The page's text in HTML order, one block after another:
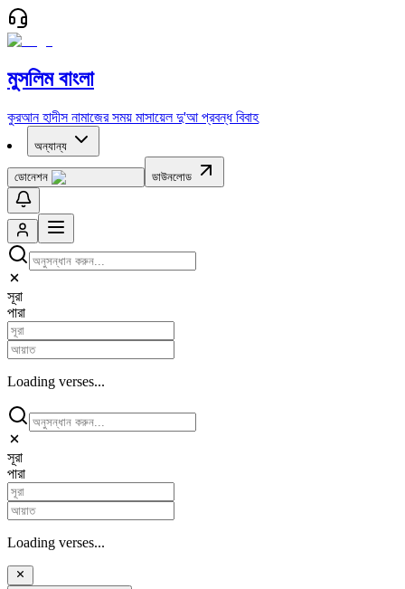
মুসলিম বাংলা
কুরআন হাদীস নামাজের সময় মাসায়েল দু'আ প্রবন্ধ বিবাহ
অন্যান্য
ডোনেশন ডাউনলোড
সূরা
পারা
Loading verses...
সূরা
পারা
Loading verses...